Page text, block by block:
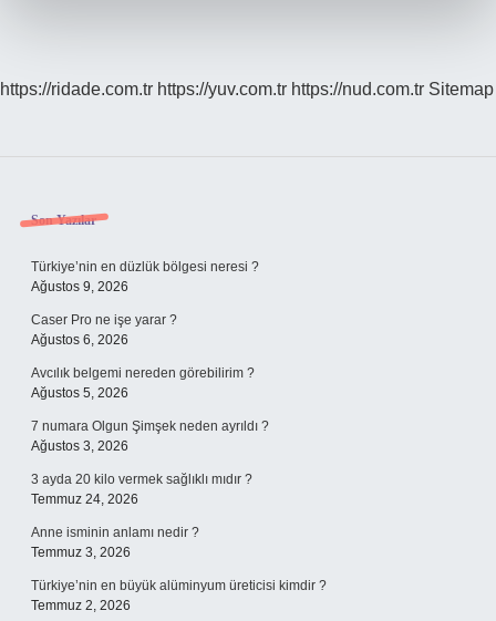
https://ridade.com.tr https://yuv.com.tr https://nud.com.tr Sitemap
Sidebar
Son Yazılar
Türkiye’nin en düzlük bölgesi neresi ?
Ağustos 9, 2026
Caser Pro ne işe yarar ?
Ağustos 6, 2026
Avcılık belgemi nereden görebilirim ?
Ağustos 5, 2026
7 numara Olgun Şimşek neden ayrıldı ?
Ağustos 3, 2026
3 ayda 20 kilo vermek sağlıklı mıdır ?
Temmuz 24, 2026
Anne isminin anlamı nedir ?
Temmuz 3, 2026
Türkiye’nin en büyük alüminyum üreticisi kimdir ?
Temmuz 2, 2026